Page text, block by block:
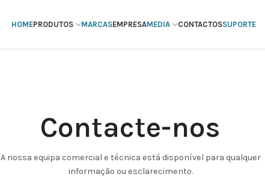
HOMEPRODUTOS MARCASEMPRESAMEDIA CONTACTOSSUPORTE
Contacte-nos
A nossa equipa comercial e técnica está disponível para qualquer
informação ou esclarecimento.